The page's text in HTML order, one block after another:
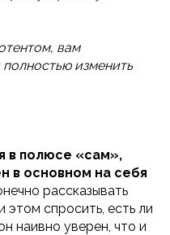
вам
изменить
в полюсе «сам»,
в основном на себя
рассказывать
этом спросить, есть ли
наивно уверен, что и